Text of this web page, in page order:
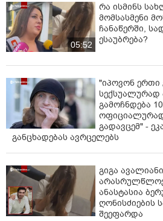
დაბადებული ბ.ბ. ცივი იარაღის
არეში დაჭრა. დაშავებული
საავადმყოფოშია მოთავსებული,
სამედიცინო დახმარება უტარდება.
დანაშაული 11 წლამდე ვადით
აღკვეთას ითვალისწინებს.
პოლიციამ მ.გ. ბრალდებულის
დააკავა.
სამართალდამცველებმა
იარაღი - დანა ნივთმტკიცებად
გამოძიება სისხლის სამართლის
პრიმა მუხლის მეორე ნაწილით
ნათქვამია ინფორმაციაში.
05:52
რა ისმინს
მომსასმენი
ჩანაწერში,
ესაუბრება?
"იპოვონ ერთი
სექსუალურად
გამოჩნდება
გადავცემ" -
განცხადებას ავრცელებს
გიგა
ანასტასია
ღონისძიების
შეეფარდა